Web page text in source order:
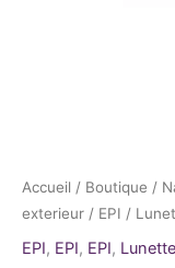
Accueil / Boutique /
exterieur / EPI /
EPI, EPI, EPI,